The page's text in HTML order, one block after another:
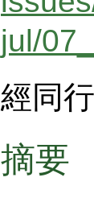
jul/
經同
摘要